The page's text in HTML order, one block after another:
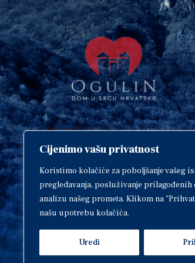
Cijenimo vašu privatnost
Koristimo kolačiće za poboljšanje vašeg
pregledavanja, posluživanje prilagođenih
analizu našeg prometa. Klikom na
našu upotrebu kolačića.
Uredi
Copyright © 2018. Grad Ogulin,
sva prava pridržana.
Design byEA93